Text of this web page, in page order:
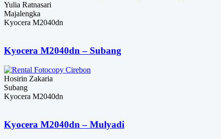
Yulia Ratnasari
Majalengka
Kyocera M2040dn
Kyocera M2040dn – Subang
Hosirin Zakaria
Subang
Kyocera M2040dn
Kyocera M2040dn – Mulyadi